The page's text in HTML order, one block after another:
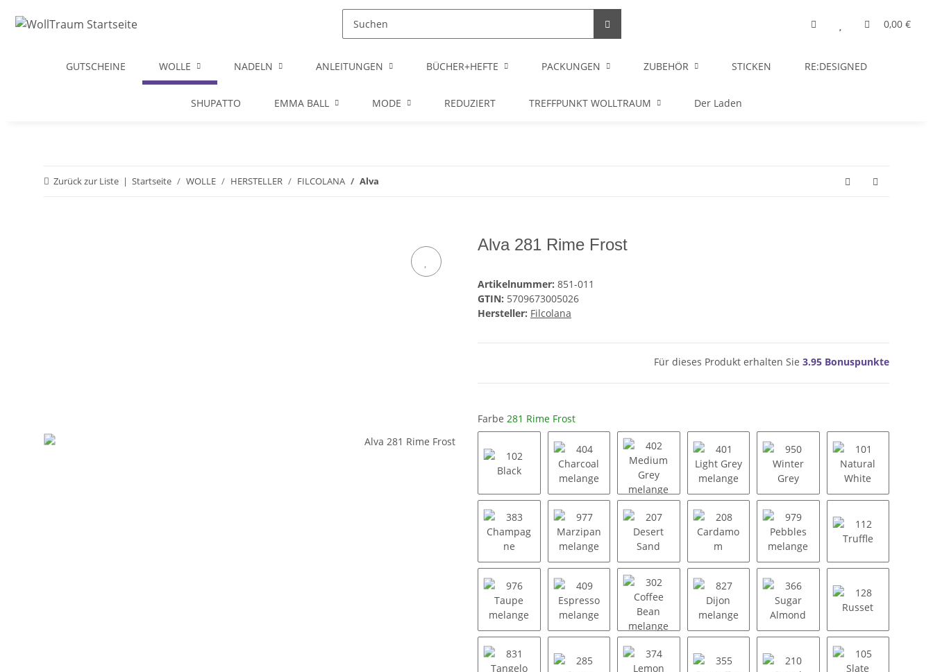
0,00 €
GUTSCHEINE WOLLE NADELN ANLEITUNGEN BÜCHER+HEFTE PACKUNGEN ZUBEHÖR STICKEN RE:DESIGNED
SHUPATTO EMMA BALL MODE REDUZIERT TREFFPUNKT WOLLTRAUM Der Laden
Zurück zur Liste Startseite WOLLE HERSTELLER FILCOLANA Alva
Alva 281 Rime Frost
Artikelnummer: 851-011
GTIN: 5709673005026
Hersteller: Filcolana
Für dieses Produkt erhalten Sie 3.95 Bonuspunkte
Farbe 281 Rime Frost
102 Black 404 Charcoal melange402 Medium Grey melange401 Light Grey melange
950 Winter Grey101 Natural
383 Champagne977 Marzipan melange207 Desert Sand208 Cardamom979 Pebbles melange
112 Truffle
976 Taupe melange409 Espresso melange302 Coffee Bean melange
827 Dijon melange366 Sugar Almond128 Russet